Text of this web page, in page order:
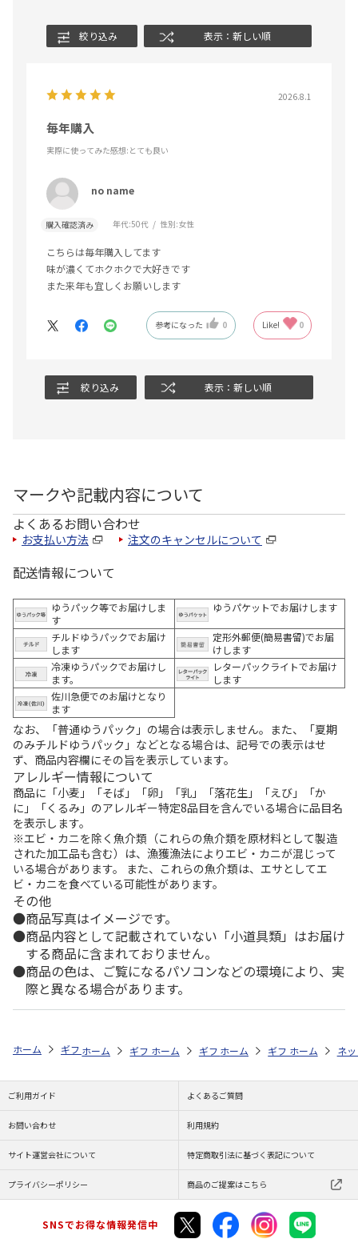
絞り込み 表示：新しい順
2026.8.1
毎年購入
実際に使ってみた感想:とても良い
no name
購入確認済み 年代:50代 性別:女性
こちらは毎年購入してます
味が濃くてホクホクで大好きです
また来年も宜しくお願いします
参考になった 0 Like! 0
絞り込み 表示：新しい順
マークや記載内容について
よくあるお問い合わせ
お支払い方法 注文のキャンセルについて
配送情報について
ゆうパック等でお届けしま
す
ゆうパケットでお届けします
チルドゆうパックでお届け
します
定形外郵便(簡易書留)でお届
けします
冷凍ゆうパックでお届けし
ます。
レターパックライトでお届け
します
佐川急便でのお届けとなり
ます
なお、「普通ゆうパック」の場合は表示しません。また、「夏期
のみチルドゆうパック」などとなる場合は、記号での表示はせ
ず、商品内容欄にその旨を表示しています。
アレルギー情報について
商品に「小麦」「そば」「卵」「乳」「落花生」「えび」「か
に」「くるみ」のアレルギー特定8品目を含んでいる場合に品目名
を表示します。
※エビ・カニを除く魚介類（これらの魚介類を原材料として製造
された加工品も含む）は、漁獲漁法によりエビ・カニが混じって
いる場合があります。 また、これらの魚介類は、エサとしてエ
ビ・カニを食べている可能性があります。
その他
商品写真はイメージです。
商品内容として記載されていない「小道具類」はお届け
する商品に含まれておりません。
商品の色は、ご覧になるパソコンなどの環境により、実
際と異なる場合があります。
ホーム ギフトストア お中元・夏ギフト特集 2026 花・野菜 野菜
ホーム ギフトストア お中元・夏ギフト特集 2026
ホーム ギフトストア お中元・夏ギフト
ホーム ギフトストア お
ホーム ネ
ご利用ガイド よくあるご質問
お問い合わせ 利用規約
サイト運営会社について 特定商取引法に基づく表記について
プライバシーポリシー 商品のご提案はこちら
SNSでお得な情報発信中